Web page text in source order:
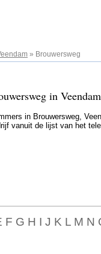
» Brouwersweg
in
in Brouwersweg,
vanuit de lijst van het
F G H I J K L M N